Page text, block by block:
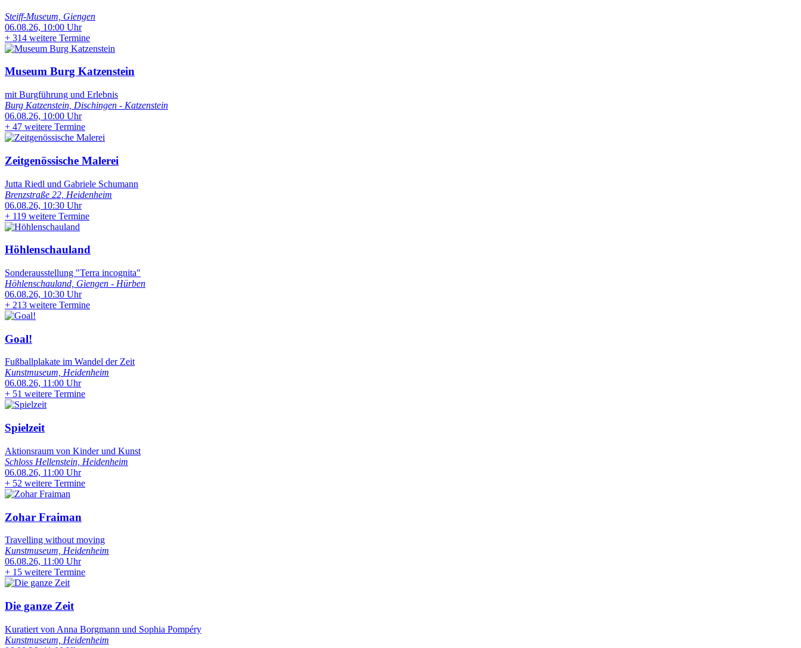
Steiff-Museum, Giengen
06.08.26, 10:00 Uhr
+ 314 weitere Termine
Museum Burg Katzenstein
mit Burgführung und Erlebnis
Burg Katzenstein, Dischingen - Katzenstein
06.08.26, 10:00 Uhr
+ 47 weitere Termine
Zeitgenössische Malerei
Jutta Riedl und Gabriele Schumann
Brenzstraße 22, Heidenheim
06.08.26, 10:30 Uhr
+ 119 weitere Termine
Höhlenschauland
Sonderausstellung "Terra incognita"
Höhlenschauland, Giengen - Hürben
06.08.26, 10:30 Uhr
+ 213 weitere Termine
Goal!
Fußballplakate im Wandel der Zeit
Kunstmuseum, Heidenheim
06.08.26, 11:00 Uhr
+ 51 weitere Termine
Spielzeit
Aktionsraum von Kinder und Kunst
Schloss Hellenstein, Heidenheim
06.08.26, 11:00 Uhr
+ 52 weitere Termine
Zohar Fraiman
Travelling without moving
Kunstmuseum, Heidenheim
06.08.26, 11:00 Uhr
+ 15 weitere Termine
Die ganze Zeit
Kuratiert von Anna Borgmann und Sophia Pompéry
Kunstmuseum, Heidenheim